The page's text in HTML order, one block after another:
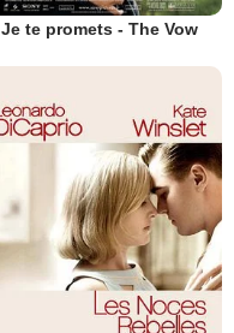
Je te promets - The Vow